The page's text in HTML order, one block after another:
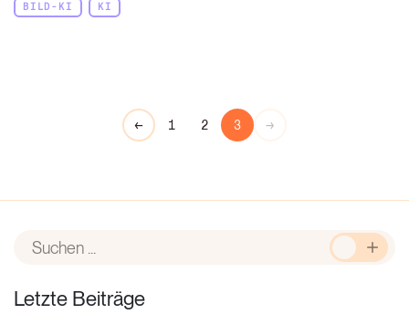
BILD-KI KI
← 1 2 3 →
Letzte Beiträge